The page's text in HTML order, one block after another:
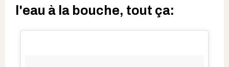
l'eau à la bouche, tout ça: